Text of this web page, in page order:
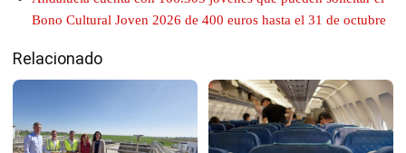
Bono Cultural Joven 2026 de 400 euros hasta el 31 de octubre
Relacionado